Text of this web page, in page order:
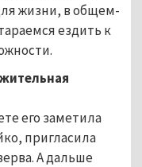
жизни, в общем-
ездить к
его заметила
пригласила
А дальше